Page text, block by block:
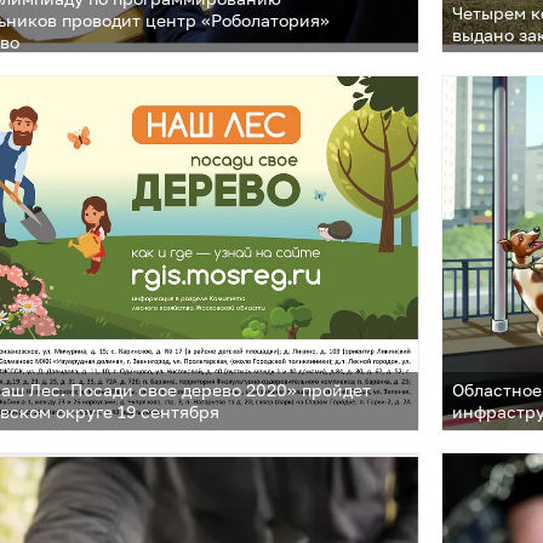
проводит центр «Роболатория»
Четырем
выдано
Лес. Посади свое дерево 2020» пройдет
округе 19 сентября